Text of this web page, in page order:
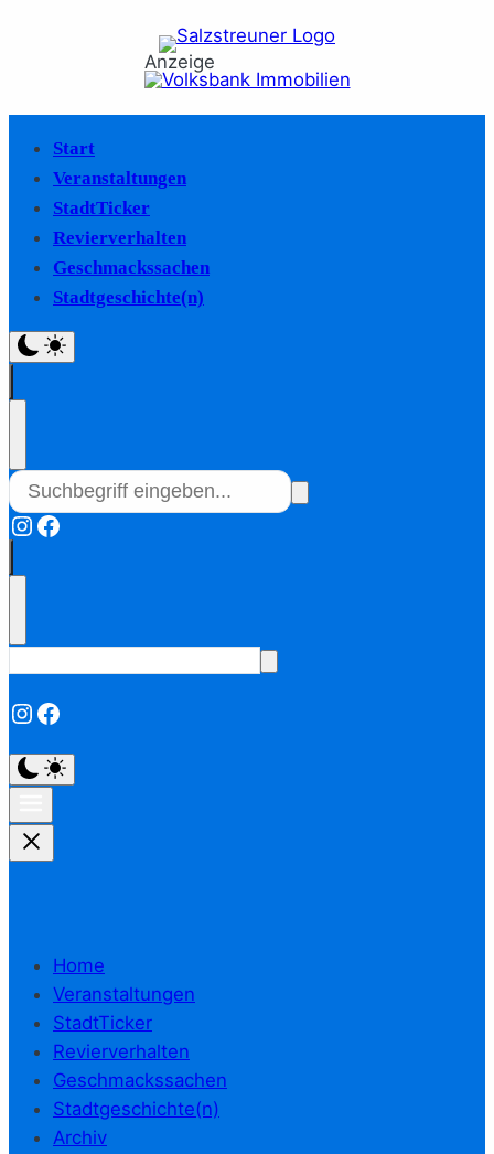
Anzeige
Start
Veranstaltungen
StadtTicker
Revierverhalten
Geschmackssachen
Stadtgeschichte(n)
Instagram
Facebook
Instagram
Facebook
Home
Veranstaltungen
StadtTicker
Revierverhalten
Geschmackssachen
Stadtgeschichte(n)
Archiv